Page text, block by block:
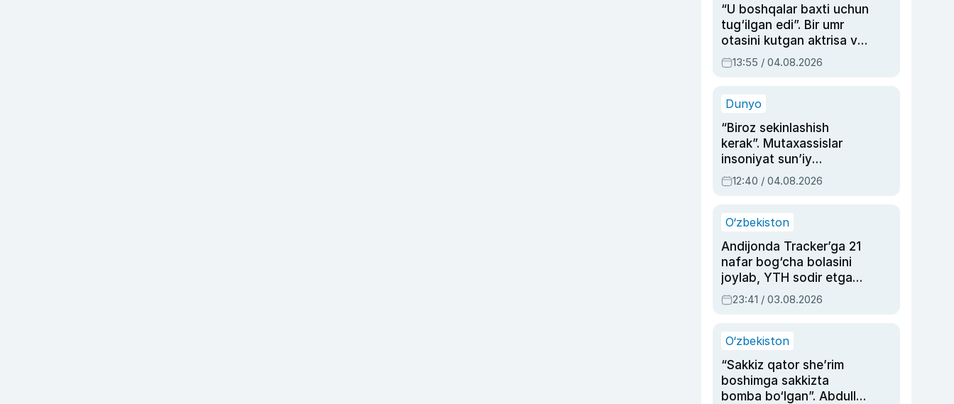
“U boshqalar baxti uchun
tug‘ilgan edi”. Bir umr
otasini kutgan aktrisa va
dublyaj ustasi Rimma
Ahmedovaning
13:55 / 04.08.2026
Dunyo
“Biroz sekinlashish
kerak”. Mutaxassislar
insoniyat sun’iy
intellektni boshqara
olmay qolishidan xavotir
12:40 / 04.08.2026
O‘zbekiston
Andijonda Tracker’ga 21
nafar bog‘cha bolasini
joylab, YTH sodir etgan
ayolga sud hukmi o‘qildi
23:41 / 03.08.2026
O‘zbekiston
“Sakkiz qator she’rim
boshimga sakkizta
bomba bo‘lgan”. Abdulla